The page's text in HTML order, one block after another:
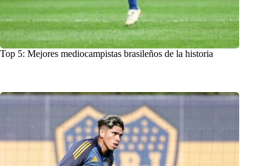
Top 5: Mejores mediocampistas brasileños de la historia